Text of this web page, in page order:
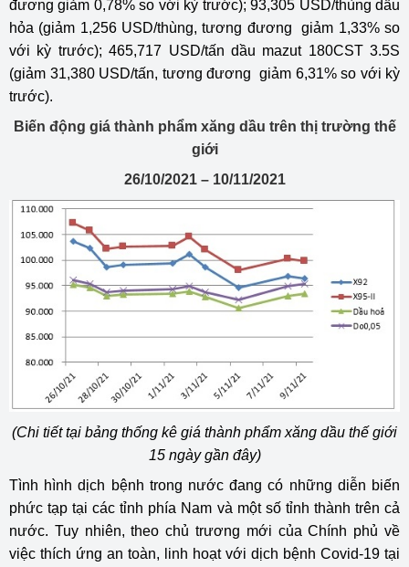
đương giảm 0,78% so với kỳ trước); 93,305 USD/thùng dầu
hỏa (giảm 1,256 USD/thùng, tương đương giảm 1,33% so
với kỳ trước); 465,717 USD/tấn dầu mazut 180CST 3.5S
(giảm 31,380 USD/tấn, tương đương giảm 6,31% so với kỳ
trước).
Biến động giá thành phẩm xăng dầu trên thị trường thế
giới
26/10/2021 – 10/11/2021
(Chi tiết tại bảng thống kê giá thành phẩm xăng dầu thế giới
15 ngày gần đây)
Tình hình dịch bệnh trong nước đang có những diễn biến
phức tạp tại các tỉnh phía Nam và một số tỉnh thành trên cả
nước. Tuy nhiên, theo chủ trương mới của Chính phủ về
việc thích ứng an toàn, linh hoạt với dịch bệnh Covid-19 tại